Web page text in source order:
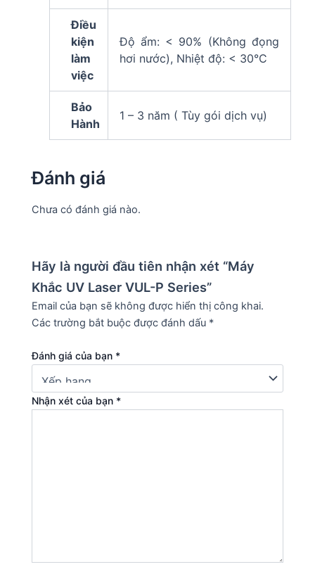
Điều
kiện
làm
việc
Độ ẩm: < 90% (Không đọng
hơi nước), Nhiệt độ: < 30°C
Bảo
Hành
1 – 3 năm ( Tùy gói dịch vụ)
Đánh giá
Chưa có đánh giá nào.
Hãy là người đầu tiên nhận xét “Máy
Khắc UV Laser VUL-P Series”
Email của bạn sẽ không được hiển thị công khai.
Các trường bắt buộc được đánh dấu *
Đánh giá của bạn *
Nhận xét của bạn *